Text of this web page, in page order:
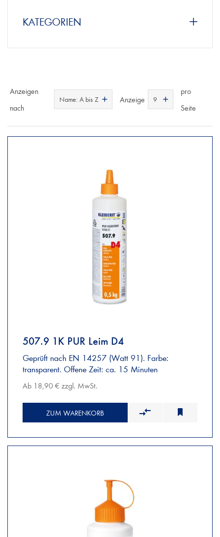
KATEGORIEN
Anzeigen
nach
Name: A bis Z Anzeige 9
pro
Seite
507.9 1K PUR Leim D4
Geprüft nach EN 14257 (Watt 91). Farbe:
transparent. Offene Zeit: ca. 15 Minuten
Ab 18,90 € zzgl. MwSt.
ZUM WARENKORB